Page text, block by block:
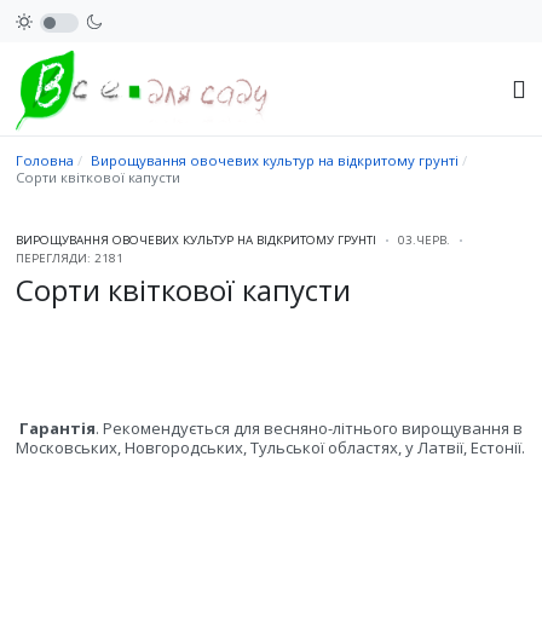
Головна
Вирощування овочевих культур на відкритому грунті
Сорти квіткової капусти
ВИРОЩУВАННЯ ОВОЧЕВИХ КУЛЬТУР НА ВІДКРИТОМУ ГРУНТІ
03.ЧЕРВ.
ПЕРЕГЛЯДИ: 2181
Сорти квіткової капусти
Гарантія. Рекомендується для весняно-літнього вирощування в
Московських, Новгородських, Тульської областях, у Латвії, Естонії.